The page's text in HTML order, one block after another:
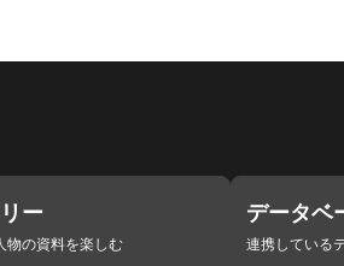
ー
物の資料を楽しむ
データベ
連携している